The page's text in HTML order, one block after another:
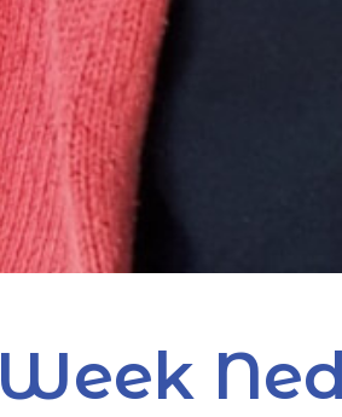
Week